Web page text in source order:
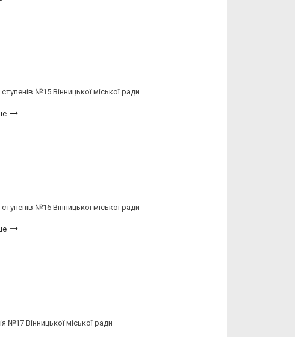
ступенів №15 Вінницької міської ради
ступенів №16 Вінницької міської ради
№17 Вінницької міської ради